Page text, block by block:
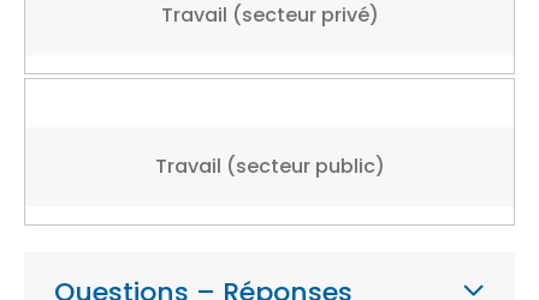
Travail (secteur privé)
Travail (secteur public)
Questions – Réponses